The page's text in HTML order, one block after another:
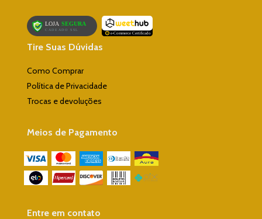
Tire Suas Dúvidas
Como Comprar
Política de Privacidade
Trocas e devoluções
Meios de Pagamento
Entre em contato